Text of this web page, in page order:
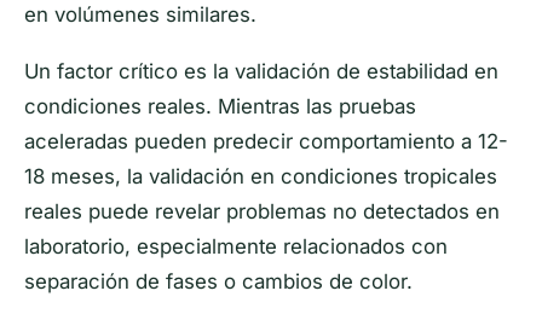
en volúmenes similares.
Un factor crítico es la validación de estabilidad en
condiciones reales. Mientras las pruebas
aceleradas pueden predecir comportamiento a 12-
18 meses, la validación en condiciones tropicales
reales puede revelar problemas no detectados en
laboratorio, especialmente relacionados con
separación de fases o cambios de color.